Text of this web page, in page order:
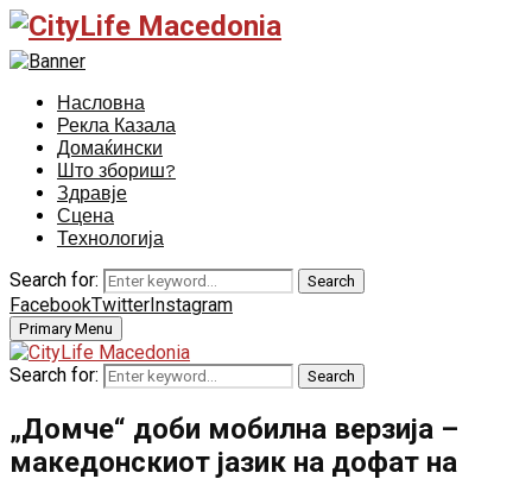
Насловна
Рекла Казала
Домаќински
Што збориш?
Здравје
Сцена
Технологија
Search for:
Search
FacebookTwitterInstagram
Primary Menu
Search for: Search
„Домче“ доби мобилна верзија –
македонскиот јазик на дофат на